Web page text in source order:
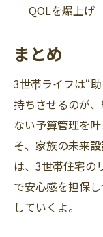
QOLを爆上げ
まとめ
3世帯ライフは“
持ちさせるのが
ない予算管理を
そ、家族の未来
は、3世帯住宅の
で安心感を担保
していくよ。